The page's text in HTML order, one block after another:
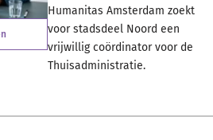
Humanitas Amsterdam zoekt
voor stadsdeel Noord een
vrijwillig coördinator voor de
Thuisadministratie.